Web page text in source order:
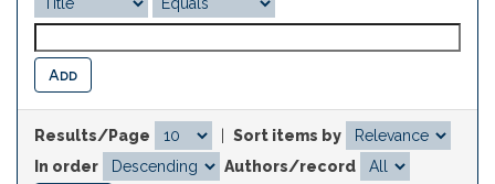
Results/Page
Sort items by
In order
Authors/record